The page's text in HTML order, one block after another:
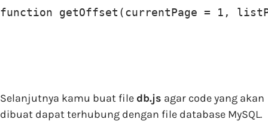
function getOffset(currentPage = 1,
Selanjutnya kamu buat file db.js agar code yang akan
dibuat dapat terhubung dengan file database MySQL.